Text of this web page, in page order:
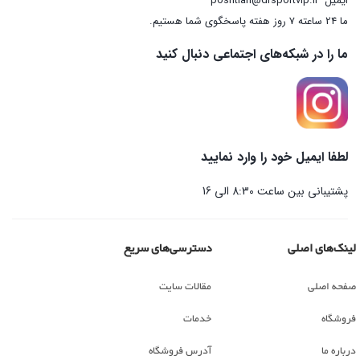
ما 24 ساعته 7 روز هفته پاسخگوی شما هستیم.
ما را در شبکه‌های اجتماعی دنبال کنید
لطفا ایمیل خود را وارد نمایید
پشتیبانی بین ساعت 8:30 الی 16
لینک‌های اصلی
صفحه اصلی
فروشگاه
درباره ما
دسترسی‌های سریع
مقالات سایت
خدمات
آدرس فروشگاه